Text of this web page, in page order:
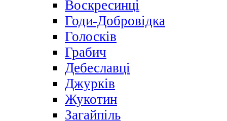
Воскресинці
Годи-Добровідка
Голосків
Грабич
Дебеславці
Джурків
Жукотин
Загайпіль